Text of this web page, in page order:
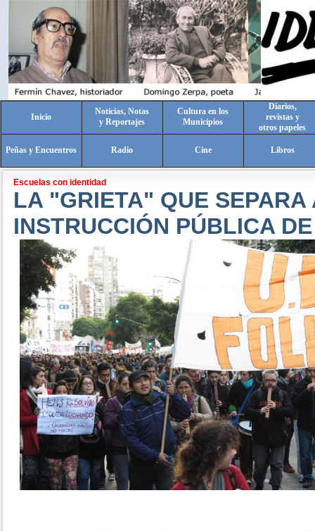
Inicio
Noticias, Notas
y Reportajes
Cultura en los
Municipios
Diarios,
revistas y
otros papeles
Peñas y Encuentros Radio Cine Libros
Escuelas con identidad
LA "GRIETA" QUE SEPARA
INSTRUCCIÓN PÚBLICA